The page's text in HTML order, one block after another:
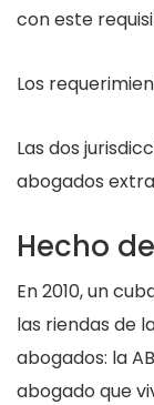
con este
Los
Las dos
abogados
Hecho
En 2010, un
las riendas de
abogados: la
abogado que